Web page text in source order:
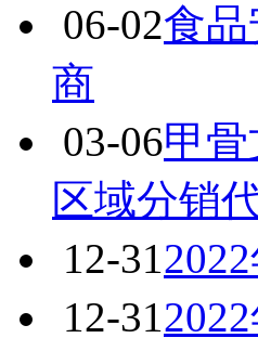
06-02食
商
03-06甲
区域分销
12-31
12-31